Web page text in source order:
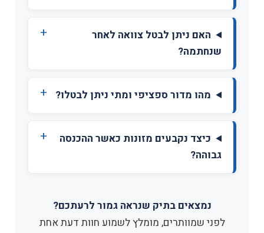
האם ניתן לבטל צוואה לאחר
שנחתמה?
מהו מדור ספציפי ומתי ניתן לבטלו?
כיצד נקבעים מזונות כאשר ההכנסה
גבוהה?
נמצאים בתיק שנראה גמור לרעתכם?
לפני שמוותרים, מומלץ לשמוע חוות דעת אחת